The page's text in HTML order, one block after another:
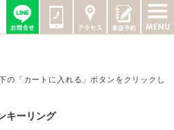
の「カートに入れる」ボタンをクリックし
キーリング